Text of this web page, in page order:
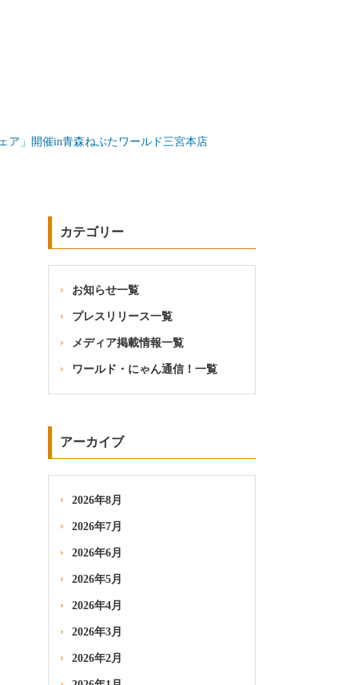
ア」開催in青森ねぶたワールド三宮本店
カテゴリー
お知らせ一覧
プレスリリース一覧
メディア掲載情報一覧
ワールド・にゃん通信！一覧
アーカイブ
2026年8月
2026年7月
2026年6月
2026年5月
2026年4月
2026年3月
2026年2月